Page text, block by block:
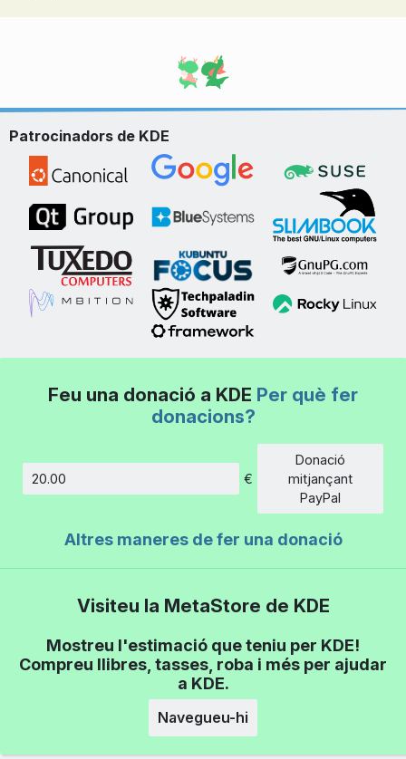
Patrocinadors de KDE
Feu una donació a KDE Per què fer
donacions?
€
Donació
mitjançant
PayPal
Altres maneres de fer una donació
Visiteu la MetaStore de KDE
Mostreu l'estimació que teniu per KDE!
Compreu llibres, tasses, roba i més per ajudar
a KDE.
Navegueu-hi